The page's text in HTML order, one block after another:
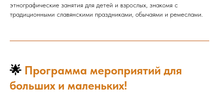
этнографические занятия для детей и взрослых, знакомя с
традиционными славянскими праздниками, обычаями и ремеслами.
🌟 Программа мероприятий для
больших и маленьких!